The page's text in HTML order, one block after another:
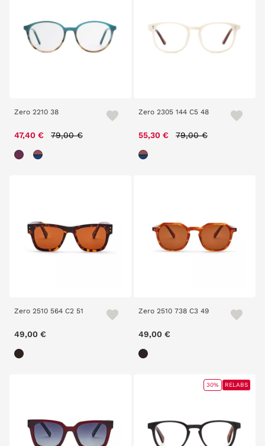
Zero 2210 38
47,40 € Price reduced from
79,00 €
Zero 2305 144 C5 48
55,30 € Price reduced from
79,00 €
Zero 2510 564 C2 51
49,00 €
Zero 2510 738 C3 49
49,00 €
30% RELABS